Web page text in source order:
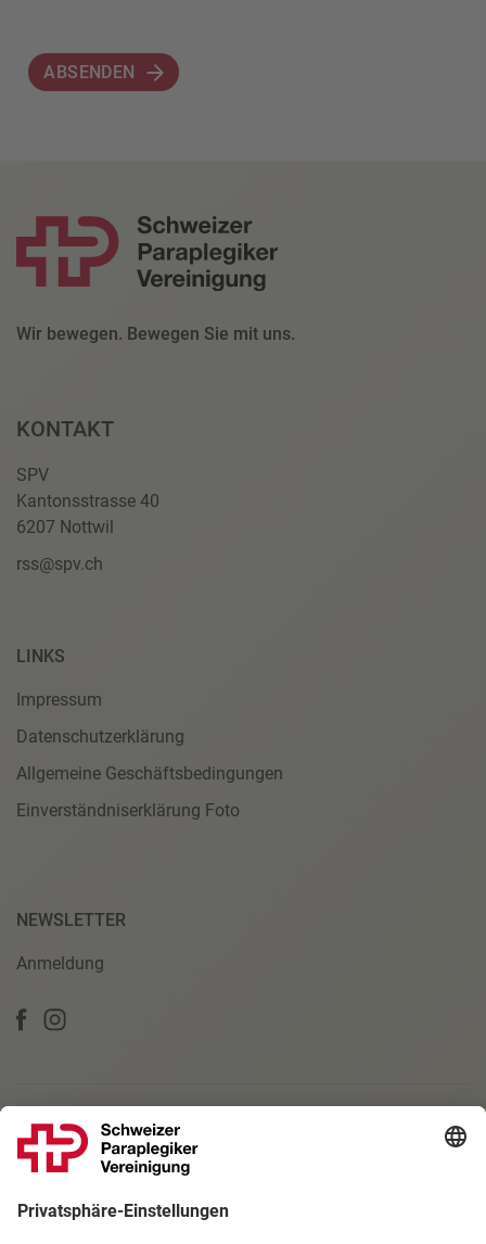
ABSENDEN
Wir bewegen. Bewegen Sie mit uns.
KONTAKT
SPV
Kantonsstrasse 40
6207 Nottwil
rss@spv.ch
LINKS
Impressum
Datenschutzerklärung
Allgemeine Geschäftsbedingungen
Einverständniserklärung Foto
NEWSLETTER
Anmeldung
PARTNERSCHAFTEN